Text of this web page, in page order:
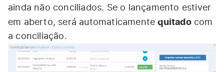
ainda não conciliados. Se o lançamento estiver
em aberto, será automaticamentequitadocom
a conciliação.